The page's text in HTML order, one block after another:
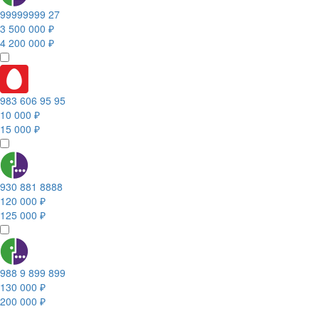
99999999 27
3 500 000 ₽
4 200 000 ₽
983 606 95 95
10 000 ₽
15 000 ₽
930 881 8888
120 000 ₽
125 000 ₽
988 9 899 899
130 000 ₽
200 000 ₽